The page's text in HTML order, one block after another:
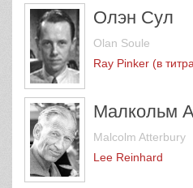
Олэн Сул
Olan Soule
Ray Pinker (в
Малкольм
Malcolm Atterbury
Lee Reinhard